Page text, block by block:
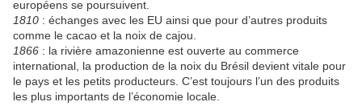
européens se poursuivent.
1810 : échanges avec les EU ainsi que pour d’autres produits
comme le cacao et la noix de cajou.
1866 : la rivière amazonienne est ouverte au commerce
international, la production de la noix du Brésil devient vitale pour
le pays et les petits producteurs. C’est toujours l’un des produits
les plus importants de l’économie locale.